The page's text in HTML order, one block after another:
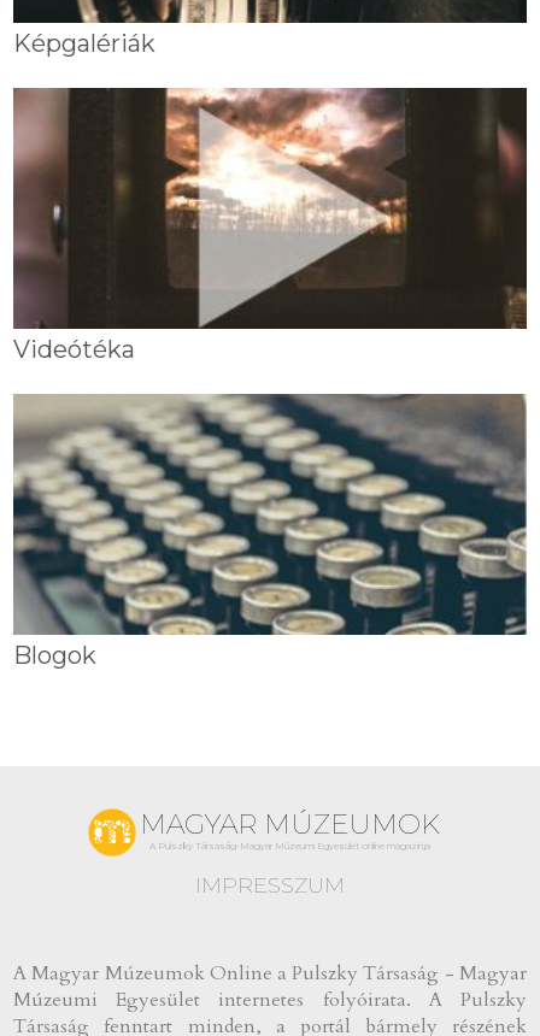
Képgalériák
Videótéka
Blogok
MAGYAR MÚZEUMOK
A Pulszky Társaság-Magyar Múzeumi Egyesület online magazinja
IMPRESSZUM
A Magyar Múzeumok Online a Pulszky Társaság - Magyar
Múzeumi Egyesület internetes folyóirata. A Pulszky
Társaság fenntart minden, a portál bármely részének